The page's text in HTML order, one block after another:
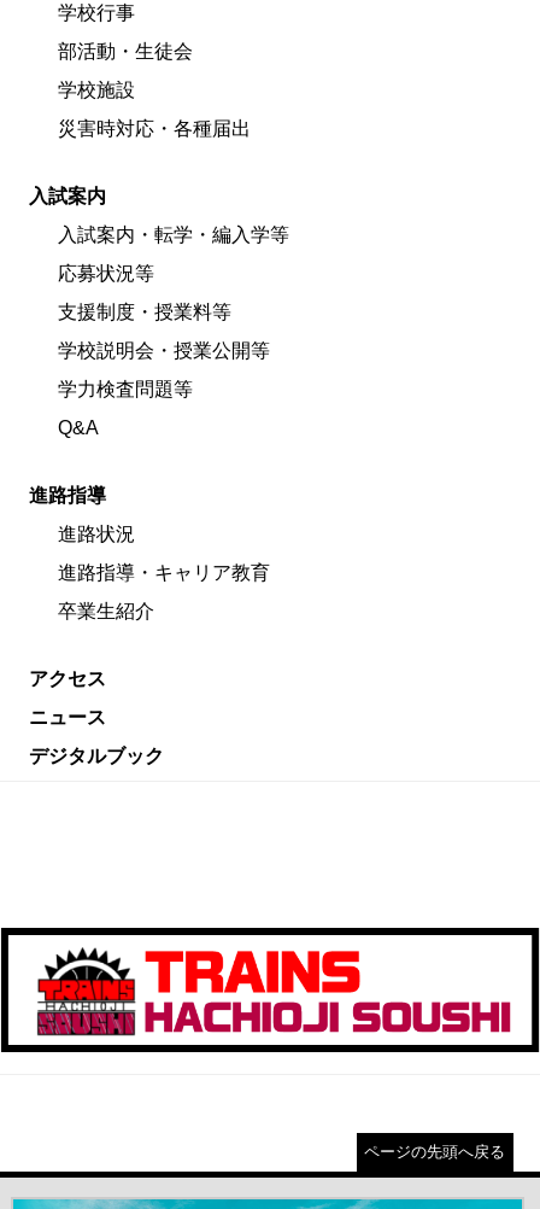
学校行事
部活動・生徒会
学校施設
災害時対応・各種届出
入試案内
入試案内・転学・編入学等
応募状況等
支援制度・授業料等
学校説明会・授業公開等
学力検査問題等
Q&A
進路指導
進路状況
進路指導・キャリア教育
卒業生紹介
アクセス
ニュース
デジタルブック
ページの先頭へ戻る